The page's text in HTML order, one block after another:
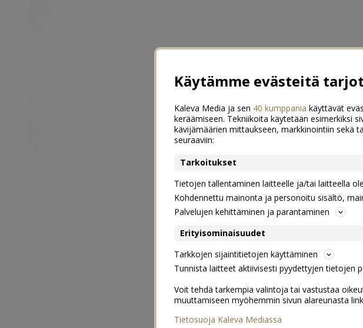
Käytämme evästeitä
Kaleva Media ja sen 40 kumppania käyttävät
keräämiseen. Tekniikoita käytetään esimerkiksi
kävijämäärien mittaukseen, markkinointiin sekä
seuraaviin:
Tarkoitukset
Tietojen tallentaminen laitteelle ja/tai laitteella
Kohdennettu mainonta ja personoitu sisältö,
Palvelujen kehittäminen ja parantaminen
Erityisominaisuudet
Tarkkojen sijaintitietojen käyttäminen
Tunnista laitteet aktiivisesti pyydettyjen tietojen
Voit tehdä tarkempia valintoja tai vastustaa
muuttamiseen myöhemmin sivun alareunasta
Tietosuoja Kaleva Mediassa